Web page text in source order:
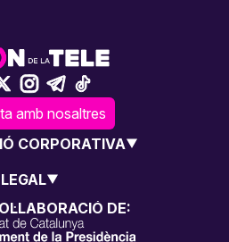
amb nosaltres
CORPORATIVA
LEGAL
DE: